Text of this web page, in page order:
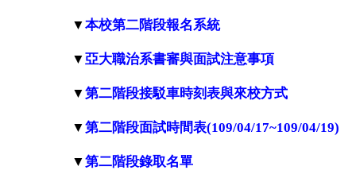
▼本校第二階段報名系統
▼亞大職治系書審與面試注意事項
▼第二階段接駁車時刻表與來校方式
▼第二階段面試時間表(109/04/17~109/04/19)
▼第二階段錄取名單